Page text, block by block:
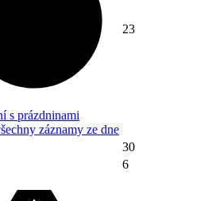
s prázdninami
záznamy ze dne
23
30
6